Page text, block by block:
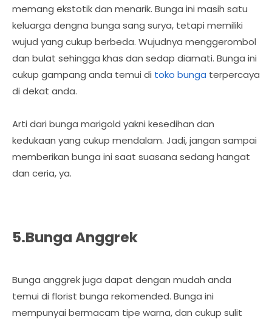
memang ekstotik dan menarik. Bunga ini masih satu
keluarga dengna bunga sang surya, tetapi memiliki
wujud yang cukup berbeda. Wujudnya menggerombol
dan bulat sehingga khas dan sedap diamati. Bunga ini
cukup gampang anda temui di toko bunga terpercaya
di dekat anda.
Arti dari bunga marigold yakni kesedihan dan
kedukaan yang cukup mendalam. Jadi, jangan sampai
memberikan bunga ini saat suasana sedang hangat
dan ceria, ya.
5.Bunga Anggrek
Bunga anggrek juga dapat dengan mudah anda
temui di florist bunga rekomended. Bunga ini
mempunyai bermacam tipe warna, dan cukup sulit